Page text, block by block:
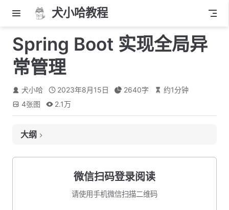
犬小哈教程
Spring Boot 实现全局异
常管理
犬小哈 2023年8月15日 2640字 约1分钟
4张图 2.1万
大纲
为什么需要全局异常管理？微信扫码登录阅读
请使用手机微信扫描二维码